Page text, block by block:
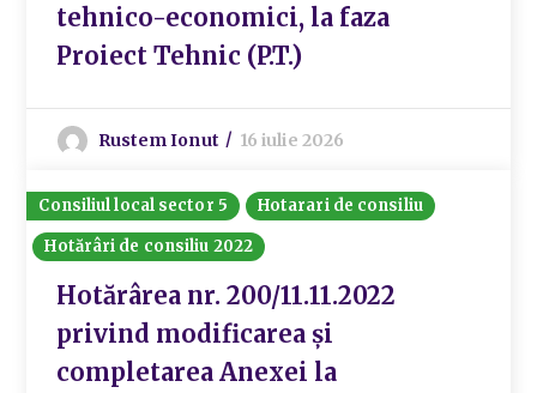
tehnico-economici, la faza
Proiect Tehnic (P.T.)
Rustem Ionut 16 iulie 2026
Consiliul local sector 5
Hotarari de consiliu
Hotărâri de consiliu 2022
Hotărârea nr. 200/11.11.2022
privind modificarea și
completarea Anexei la